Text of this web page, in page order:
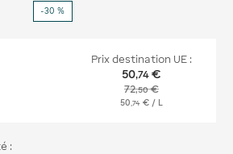
-30 %
Prix destination UE :
50,74 €
72,50€
50 ,74 € / L
: